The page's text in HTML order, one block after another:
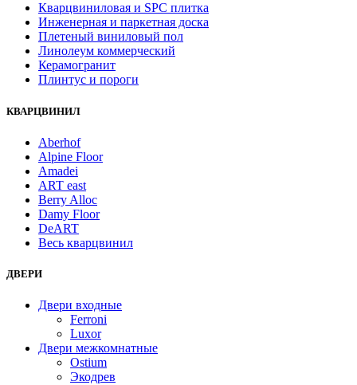
Кварцвиниловая и SPC плитка
Инженерная и паркетная доска
Плетеный виниловый пол
Линолеум коммерческий
Керамогранит
Плинтус и пороги
КВАРЦВИНИЛ
Aberhof
Alpine Floor
Amadei
ART east
Berry Alloc
Damy Floor
DeART
Весь кварцвинил
ДВЕРИ
Двери входные
Ferroni
Luxor
Двери межкомнатные
Ostium
Экодрев